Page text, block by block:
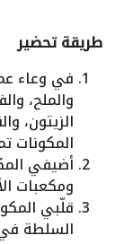
طريقة تحضير
في وعاء
والملح،
الزيتون،
المكونات
أضيفي
ومكعبات
قلّبي
السلطة